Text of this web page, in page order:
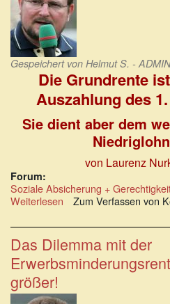
Gespeichert von Helmut S. - ADMIN
Die Grundrente
Auszahlung des
Sie dient aber dem
von Laurenz
Forum:
Soziale Absicherung +
Weiterlesen über
Grundrente
Zum Verfassen von
Das Dilemma mit der
größer!